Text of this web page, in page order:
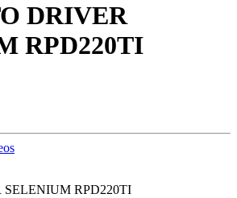
DRIVER
RPD220TI
SELENIUM RPD220TI